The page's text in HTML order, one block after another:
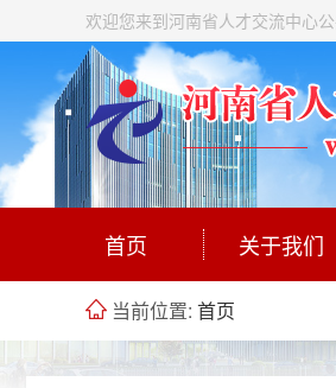
欢迎您来到河南省人才交流中心
首页 关于我们
当前位置: 首页